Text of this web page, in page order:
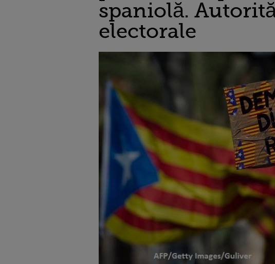
spaniolă.
electorale